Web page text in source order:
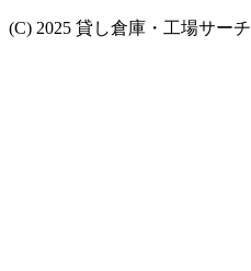
(C) 2025 貸し倉庫・工場サーチ